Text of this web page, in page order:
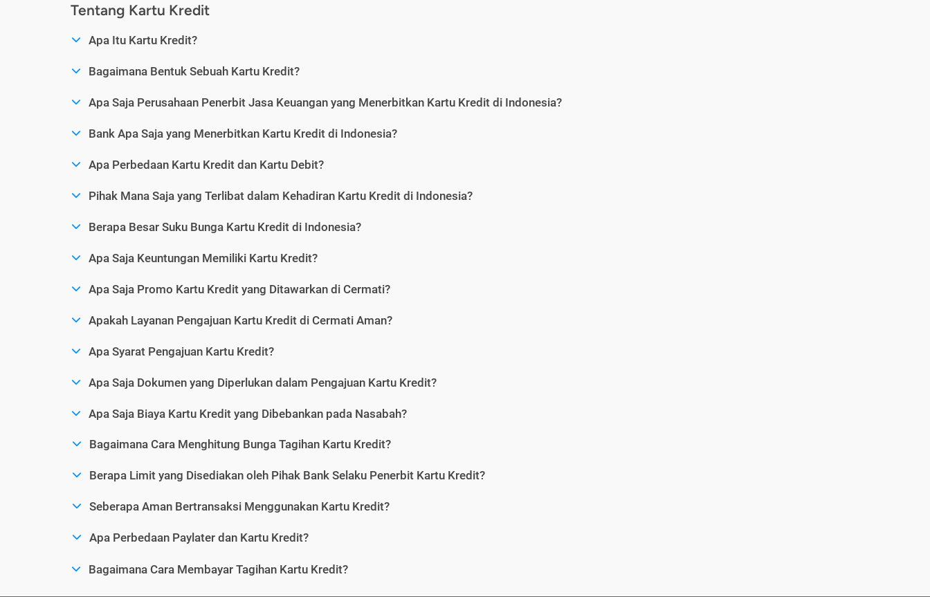
Tentang Kartu Kredit
Apa Itu Kartu Kredit?
Bagaimana Bentuk Sebuah Kartu Kredit?
Apa Saja Perusahaan Penerbit Jasa Keuangan yang Menerbitkan Kartu Kredit di Indonesia?
Bank Apa Saja yang Menerbitkan Kartu Kredit di Indonesia?
Apa Perbedaan Kartu Kredit dan Kartu Debit?
Pihak Mana Saja yang Terlibat dalam Kehadiran Kartu Kredit di Indonesia?
Berapa Besar Suku Bunga Kartu Kredit di Indonesia?
Apa Saja Keuntungan Memiliki Kartu Kredit?
Apa Saja Promo Kartu Kredit yang Ditawarkan di Cermati?
Apakah Layanan Pengajuan Kartu Kredit di Cermati Aman?
Apa Syarat Pengajuan Kartu Kredit?
Apa Saja Dokumen yang Diperlukan dalam Pengajuan Kartu Kredit?
Apa Saja Biaya Kartu Kredit yang Dibebankan pada Nasabah?
Bagaimana Cara Menghitung Bunga Tagihan Kartu Kredit?
Berapa Limit yang Disediakan oleh Pihak Bank Selaku Penerbit Kartu Kredit?
Seberapa Aman Bertransaksi Menggunakan Kartu Kredit?
Apa Perbedaan Paylater dan Kartu Kredit?
Bagaimana Cara Membayar Tagihan Kartu Kredit?